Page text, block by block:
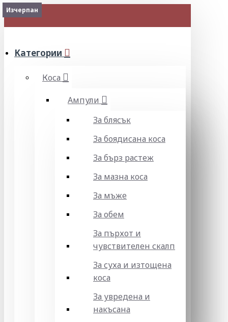
МЕНЮ
Категории
Коса
Ампули
За блясък
За боядисана коса
За бърз растеж
За мазна коса
За мъже
За обем
За пърхот и
чувствителен скалп
За суха и изтощена
коса
За увредена и
накъсана
Изчерпан
Изчерпан
Изчерпан
Изчерпан